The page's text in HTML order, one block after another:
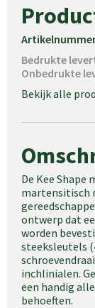
Bedrukte
Onbedrukte
Bekijk alle
De Kee
martensitisch
ontwerp dat
worden
steeksleutels
inchlinialen.
een handig
behoeften.